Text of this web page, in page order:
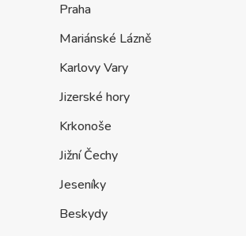
Praha
Mariánské Lázně
Karlovy Vary
Jizerské hory
Krkonoše
Jižní Čechy
Jeseníky
Beskydy